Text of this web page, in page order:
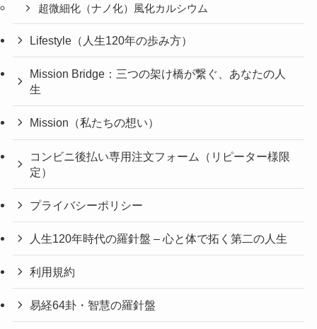
超微細化（ナノ化）風化カルシウム
Lifestyle（人生120年の歩み方）
Mission Bridge：三つの架け橋が繋ぐ、あなたの人
生
Mission（私たちの想い）
コンビニ後払い専用注文フォーム（リピーター様限
定）
プライバシーポリシー
人生120年時代の羅針盤 – 心と体で拓く第二の人生
利用規約
易経64卦・智慧の羅針盤